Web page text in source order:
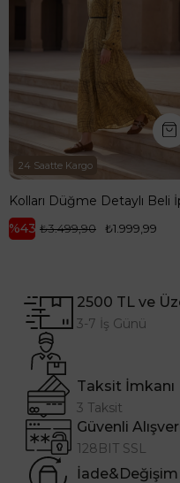
Kolları Düğme Detaylı Beli İpli Elbise Sarı 26YT932
₺1.999,99
24 Saatte Kargo
%70₺4.328,90
2500 TL ve
3-7 İş Günü
Taksit İmkanı
3 Taksit
Güvenli
128BIT SSL
İade&Değişim